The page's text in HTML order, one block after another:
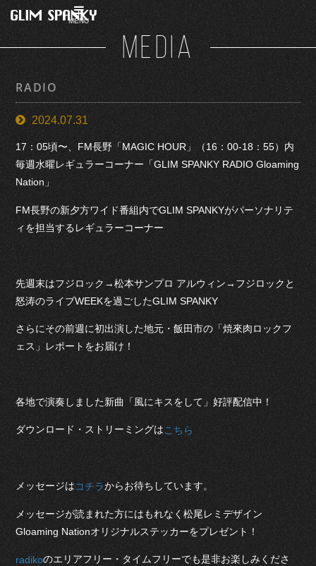
MENU
MEDIA
RADIO
2024.07.31
17：05頃〜、FM長野「MAGIC HOUR」（16：00-18：55）内
毎週水曜レギュラーコーナー「GLIM SPANKY RADIO Gloaming
Nation」
FM長野の新夕方ワイド番組内でGLIM SPANKYがパーソナリテ
ィを担当するレギュラーコーナー
先週末はフジロック→松本サンプロ アルウィン→フジロックと
怒涛のライブWEEKを過ごしたGLIM SPANKY
さらにその前週に初出演した地元・飯田市の「焼來肉ロックフ
ェス」レポートをお届け！
各地で演奏しました新曲「風にキスをして」好評配信中！
ダウンロード・ストリーミングはこちら
メッセージはコチラからお待ちしています。
メッセージが読まれた方にはもれなく松尾レミデザイン
Gloaming Nationオリジナルステッカーをプレゼント！
radikoのエリアフリー・タイムフリーでも是非お楽しみくださ